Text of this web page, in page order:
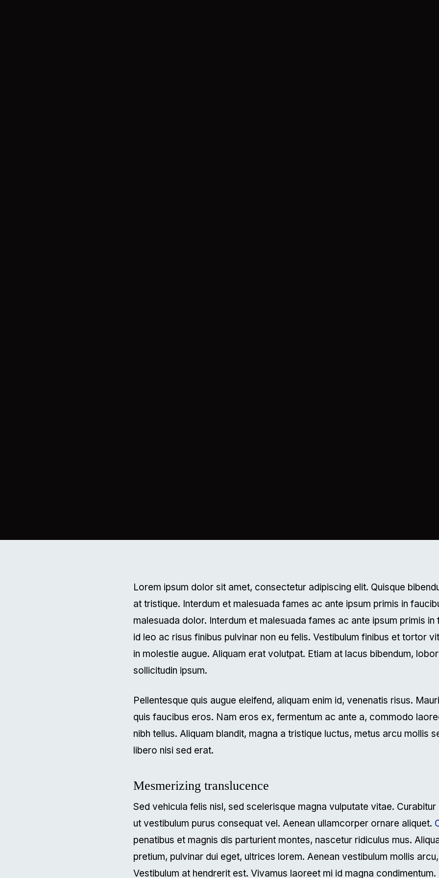
Lorem ipsum dolor sit amet, consectetur adipiscing elit. Quisque
at tristique. Interdum et malesuada fames ac ante ipsum primis in
malesuada dolor. Interdum et malesuada fames ac ante ipsum primis in
id leo ac risus finibus pulvinar non eu felis. Vestibulum finibus et tortor
in molestie augue. Aliquam erat volutpat. Etiam at lacus bibendum,
sollicitudin ipsum.
Pellentesque quis augue eleifend, aliquam enim id, venenatis risus.
quis faucibus eros. Nam eros ex, fermentum ac ante a, commodo
nibh tellus. Aliquam blandit, magna a tristique luctus, metus arcu mollis
libero nisi sed erat.
Mesmerizing translucence
Sed vehicula felis nisl, sed scelerisque magna vulputate vitae.
ut vestibulum purus consequat vel. Aenean ullamcorper ornare aliquet.
penatibus et magnis dis parturient montes, nascetur ridiculus mus.
pretium, pulvinar dui eget, ultrices lorem. Aenean vestibulum mollis
Vestibulum at hendrerit est. Vivamus laoreet mi id magna condimentum.